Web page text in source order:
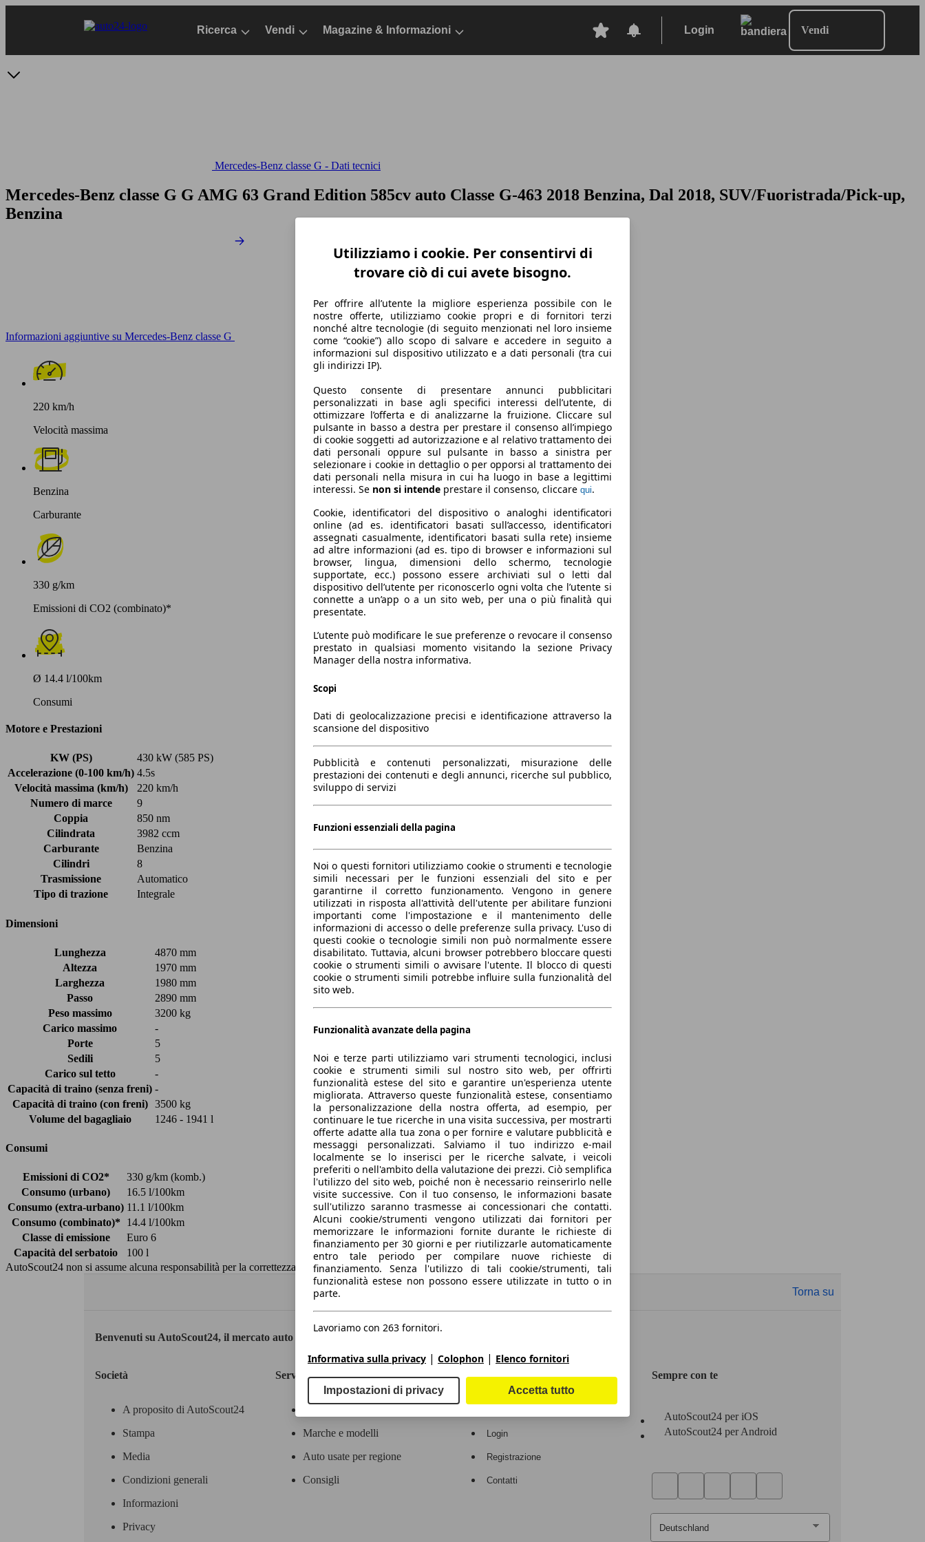
Ricerca Vendi Magazine & Informazioni Login Vendi
Mercedes-Benz classe G - Dati tecnici
Mercedes-Benz classe G G AMG 63 Grand Edition 585cv auto Classe G-463 2018 Benzina, Dal 2018, SUV/Fuoristrada/Pick-up,
Benzina
Informazioni aggiuntive su Mercedes-Benz classe G
220 km/h
Velocità massima
Benzina
Carburante
330 g/km
Emissioni di CO2 (combinato)*
Ø 14.4 l/100km
Consumi
Motore e Prestazioni
KW (PS)
430 kW (585 PS)
Accelerazione (0-100 km/h) 4.5s
Velocità massima (km/h)
220 km/h
Numero di marce
9
Coppia
850 nm
Cilindrata
3982 ccm
Carburante
Benzina
Cilindri
8
Trasmissione
Automatico
Tipo di trazione
Integrale
Dimensioni
Lunghezza
4870 mm
Altezza
1970 mm
Larghezza
1980 mm
Passo
2890 mm
Peso massimo
3200 kg
Carico massimo
-
Porte
5
Sedili
5
Carico sul tetto
-
Capacità di traino (senza freni) -
Capacità di traino (con freni)
3500 kg
Volume del bagagliaio
1246 - 1941 l
Consumi
Emissioni di CO2*
330 g/km (komb.)
Consumo (urbano)
16.5 l/100km
Consumo (extra-urbano) 11.1 l/100km
Consumo (combinato)*
14.4 l/100km
Classe di emissione
Euro 6
Capacità del serbatoio
100 l
AutoScout24 non si assume alcuna responsabilità per la correttezza dei dati.
Torna su
Benvenuti su AutoScout24, il mercato auto europeo.
Società
A proposito di AutoScout24
Stampa
Media
Condizioni generali
Informazioni
Privacy
Servizi
Marche e modelli
Auto usate per regione
Consigli
Area rivenditori
Login
Registrazione
Contatti
Sempre con te
AutoScout24 per iOS
AutoScout24 per Android
Utilizziamo i cookie. Per consentirvi di
trovare ciò di cui avete bisogno.
Per offrire all’utente la migliore esperienza possibile con le
nostre offerte, utilizziamo cookie propri e di fornitori terzi
nonché altre tecnologie (di seguito menzionati nel loro insieme
come “cookie”) allo scopo di salvare e accedere in seguito a
informazioni sul dispositivo utilizzato e a dati personali (tra cui
gli indirizzi IP).
Questo consente di presentare annunci pubblicitari
personalizzati in base agli specifici interessi dell’utente, di
ottimizzare l’offerta e di analizzarne la fruizione. Cliccare sul
pulsante in basso a destra per prestare il consenso all’impiego
di cookie soggetti ad autorizzazione e al relativo trattamento dei
dati personali oppure sul pulsante in basso a sinistra per
selezionare i cookie in dettaglio o per opporsi al trattamento dei
dati personali nella misura in cui ha luogo in base a legittimi
interessi. Se non si intende prestare il consenso, cliccare qui.
Cookie, identificatori del dispositivo o analoghi identificatori
online (ad es. identificatori basati sull’accesso, identificatori
assegnati casualmente, identificatori basati sulla rete) insieme
ad altre informazioni (ad es. tipo di browser e informazioni sul
browser, lingua, dimensioni dello schermo, tecnologie
supportate, ecc.) possono essere archiviati sul o letti dal
dispositivo dell’utente per riconoscerlo ogni volta che l’utente si
connette a un’app o a un sito web, per una o più finalità qui
presentate.
L’utente può modificare le sue preferenze o revocare il consenso
prestato in qualsiasi momento visitando la sezione Privacy
Manager della nostra informativa.
Scopi
Dati di geolocalizzazione precisi e identificazione attraverso la
scansione del dispositivo
Pubblicità e contenuti personalizzati, misurazione delle
prestazioni dei contenuti e degli annunci, ricerche sul pubblico,
sviluppo di servizi
Funzioni essenziali della pagina
Noi o questi fornitori utilizziamo cookie o strumenti e tecnologie
simili necessari per le funzioni essenziali del sito e per
garantirne il corretto funzionamento. Vengono in genere
utilizzati in risposta all'attività dell'utente per abilitare funzioni
importanti come l'impostazione e il mantenimento delle
informazioni di accesso o delle preferenze sulla privacy. L'uso di
questi cookie o tecnologie simili non può normalmente essere
disabilitato. Tuttavia, alcuni browser potrebbero bloccare questi
cookie o strumenti simili o avvisare l'utente. Il blocco di questi
cookie o strumenti simili potrebbe influire sulla funzionalità del
sito web.
Funzionalità avanzate della pagina
Noi e terze parti utilizziamo vari strumenti tecnologici, inclusi
cookie e strumenti simili sul nostro sito web, per offrirti
funzionalità estese del sito e garantire un'esperienza utente
migliorata. Attraverso queste funzionalità estese, consentiamo
la personalizzazione della nostra offerta, ad esempio, per
continuare le tue ricerche in una visita successiva, per mostrarti
offerte adatte alla tua zona o per fornire e valutare pubblicità e
messaggi personalizzati. Salviamo il tuo indirizzo e-mail
localmente se lo inserisci per le ricerche salvate, i veicoli
preferiti o nell'ambito della valutazione dei prezzi. Ciò semplifica
l'utilizzo del sito web, poiché non è necessario reinserirlo nelle
visite successive. Con il tuo consenso, le informazioni basate
sull'utilizzo saranno trasmesse ai concessionari che contatti.
Alcuni cookie/strumenti vengono utilizzati dai fornitori per
memorizzare le informazioni fornite durante le richieste di
finanziamento per 30 giorni e per riutilizzarle automaticamente
entro tale periodo per compilare nuove richieste di
finanziamento. Senza l'utilizzo di tali cookie/strumenti, tali
funzionalità estese non possono essere utilizzate in tutto o in
parte.
Lavoriamo con 263 fornitori.
Informativa sulla privacy | Colophon | Elenco fornitori
Impostazioni di privacy Accetta tutto